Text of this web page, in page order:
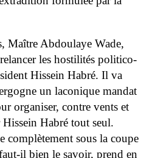
Maître Abdoulaye Wade,
les hostilités politico-
Hissein Habré. Il va
un laconique mandat
organiser, contre vents et
Habré tout seul.
complètement sous la coupe
il bien le savoir, prend en